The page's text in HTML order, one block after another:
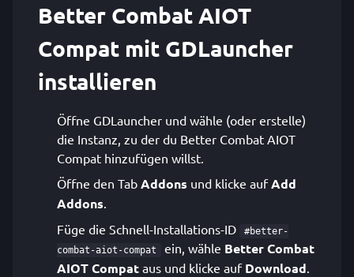
Better Combat AIOT
Compat mit GDLauncher
installieren
Öffne GDLauncher und wähle (oder erstelle)
die Instanz, zu der du Better Combat AIOT
Compat hinzufügen willst.
Öffne den Tab Addons und klicke aufAdd
Addons.
Füge die Schnell-Installations-ID
#better-
combat-aiot-compat
ein, wähle Better Combat
AIOT Compat aus und klicke auf Download.